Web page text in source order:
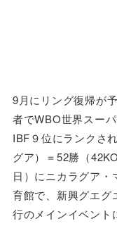
9月にリング復帰が
者でWBO世界スー
IBF９位にランクさ
グア）＝52勝（
日）にニカラグア
育館で、新興グエグ
行のメインイベント